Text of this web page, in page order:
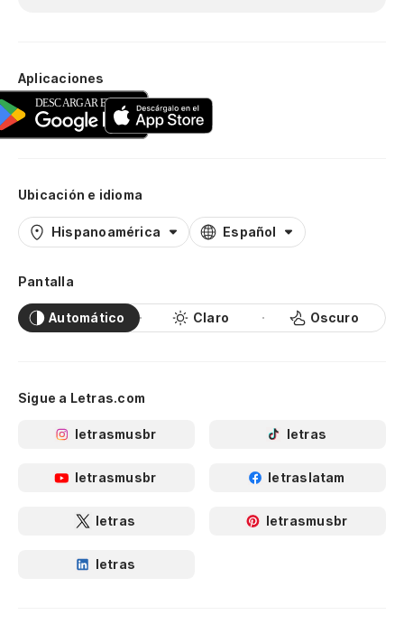
Aplicaciones
Ubicación e idioma
Hispanoamérica Español
Pantalla
Automático Claro Oscuro
Sigue a Letras.com
letrasmusbr letras
letrasmusbr letraslatam
letras letrasmusbr
letras